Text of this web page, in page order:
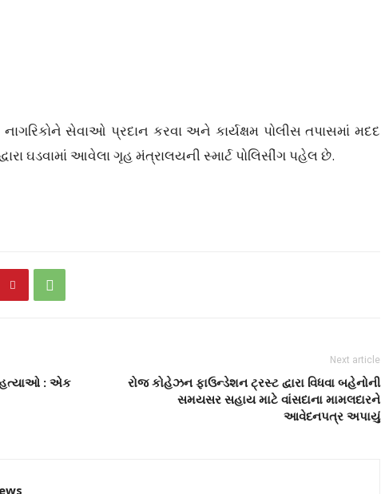
સેવાઓ પ્રદાન કરવા અને કાર્યક્ષમ પોલીસ તપાસમાં મદદ
ઘડવામાં આવેલા ગૃહ મંત્રાલયની સ્માર્ટ પોલિસીંગ પહેલ છે.
: એક
Next article
રોજ કોહેઝન ફાઉન્ડેશન ટ્રસ્ટ દ્વારા વિધવા બહેનોની
સમયસર સહાય માટે વાંસદાના મામલદારને
આવેદનપત્ર અપાયું